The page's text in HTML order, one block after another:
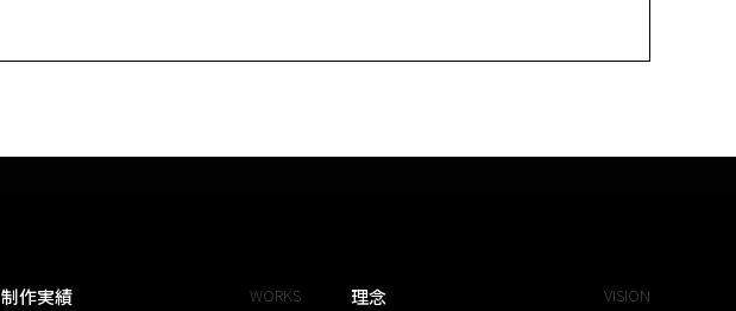
制作実績 WORKS 理念 VISION